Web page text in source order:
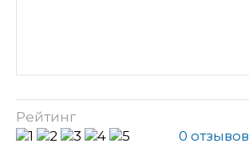
Рейтинг
0 отзывов